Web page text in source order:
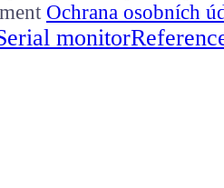
Ochrana osobních
monitor